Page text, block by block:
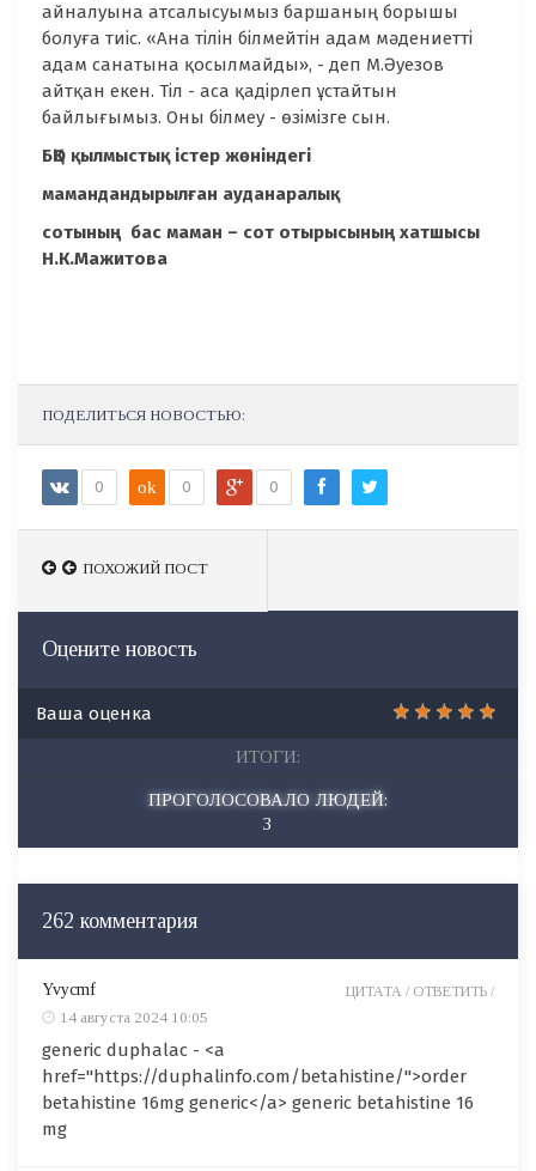
айналуына атсалысуымыз баршаның борышы
болуға тиіс. «Ана тілін білмейтін адам мәдениетті
адам санатына қосылмайды», - деп М.Әуезов
айтқан екен. Тіл - аса қадірлеп ұстайтын
байлығымыз. Оны білмеу - өзімізге сын.
БҚО қылмыстық істер жөніндегі
мамандандырылған ауданаралық
сотының бас маман – сот отырысының хатшысы
Н.К.Мажитова
ПОДЕЛИТЬСЯ НОВОСТЬЮ:
0 ok 0 0
ПОХОЖИЙ ПОСТ
ПОХОЖИЙ ПОСТ
Оцените новость
Ваша оценка
ИТОГИ:
ПРОГОЛОСОВАЛО ЛЮДЕЙ:
3
262 комментария
Yvycmf
14 августа 2024 10:05
generic duphalac - <a
href="https://duphalinfo.com/betahistine/">order
betahistine 16mg generic</a> generic betahistine 16
mg
ЦИТАТА / ОТВЕТИТЬ /